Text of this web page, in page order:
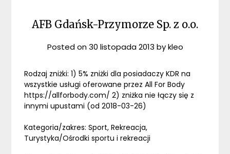
AFB Gdańsk-Przymorze Sp. z o.o.
Posted on30 listopada 2013 bykleo
Rodzaj zniżki: 1) 5% zniżki dla posiadaczy KDR na
wszystkie usługi oferowane przez All For Body
https://allforbody.com/ 2) zniżka nie łączy się z
innymi upustami (od 2018-03-26)
Kategoria/zakres: Sport, Rekreacja,
Turystyka/Ośrodki sportu i rekreacji